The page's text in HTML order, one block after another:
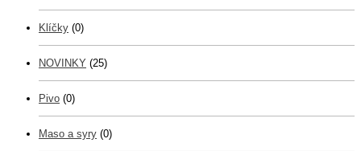
Klíčky (0)
NOVINKY (25)
Pivo (0)
Maso a syry (0)